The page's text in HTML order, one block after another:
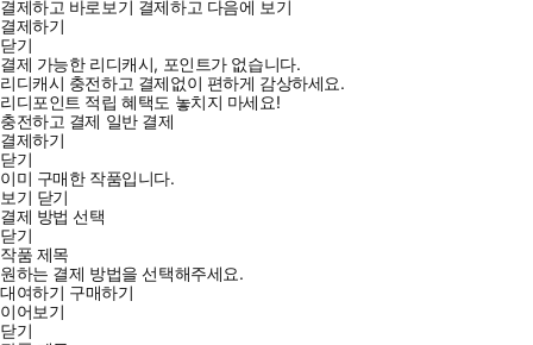
결제하고 바로보기 결제하고 다음에 보기
결제하기
닫기
결제 가능한 리디캐시, 포인트가 없습니다.
리디캐시 충전하고 결제없이 편하게 감상하세요.
리디포인트 적립 혜택도 놓치지 마세요!
충전하고 결제 일반 결제
결제하기
닫기
이미 구매한 작품입니다.
보기 닫기
결제 방법 선택
닫기
작품 제목
원하는 결제 방법을 선택해주세요.
대여하기 구매하기
이어보기
닫기